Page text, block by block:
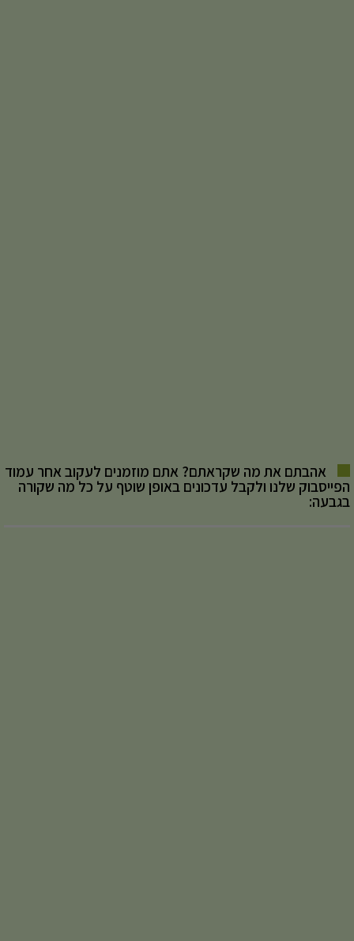
אהבתם את מה שקראתם? אתם מוזמנים לעקוב אחר עמוד
הפייסבוק שלנו ולקבל עדכונים באופן שוטף על כל מה שקורה
בגבעה: